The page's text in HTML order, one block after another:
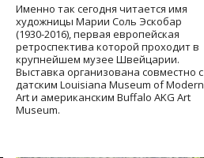
Именно так сегодня читается имя
художницы Марии Соль Эскобар
(1930-2016), первая европейская
ретроспектива которой проходит в
крупнейшем музее Швейцарии.
Выставка организована совместно с
датским Louisiana Museum of Modern
Art и американским Buffalo AKG Art
Museum.